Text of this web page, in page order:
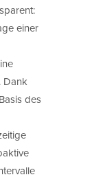
einer
Dank
des